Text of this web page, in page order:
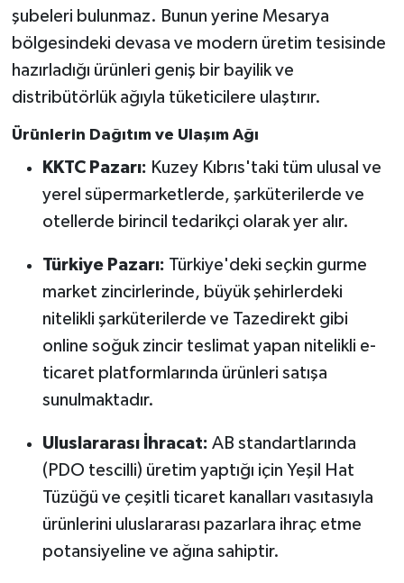
şubeleri bulunmaz. Bunun yerine Mesarya
bölgesindeki devasa ve modern üretim tesisinde
hazırladığı ürünleri geniş bir bayilik ve
distribütörlük ağıyla tüketicilere ulaştırır.
Ürünlerin Dağıtım ve Ulaşım Ağı
KKTC Pazarı: Kuzey Kıbrıs'taki tüm ulusal ve
yerel süpermarketlerde, şarküterilerde ve
otellerde birincil tedarikçi olarak yer alır.
Türkiye Pazarı: Türkiye'deki seçkin gurme
market zincirlerinde, büyük şehirlerdeki
nitelikli şarküterilerde ve Tazedirekt gibi
online soğuk zincir teslimat yapan nitelikli e-
ticaret platformlarında ürünleri satışa
sunulmaktadır.
Uluslararası İhracat: AB standartlarında
(PDO tescilli) üretim yaptığı için Yeşil Hat
Tüzüğü ve çeşitli ticaret kanalları vasıtasıyla
ürünlerini uluslararası pazarlara ihraç etme
potansiyeline ve ağına sahiptir.